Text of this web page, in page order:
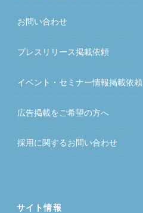
お問い合わせ
プレスリリース掲載依頼
イベント・セミナー情報掲載依頼
広告掲載をご希望の方へ
採用に関するお問い合わせ
サイト情報